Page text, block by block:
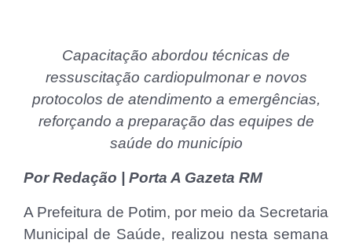
Capacitação abordou técnicas de
ressuscitação cardiopulmonar e novos
protocolos de atendimento a emergências,
reforçando a preparação das equipes de
saúde do município
Por Redação | Porta A Gazeta RM
A Prefeitura de Potim, por meio da Secretaria
Municipal de Saúde, realizou nesta semana